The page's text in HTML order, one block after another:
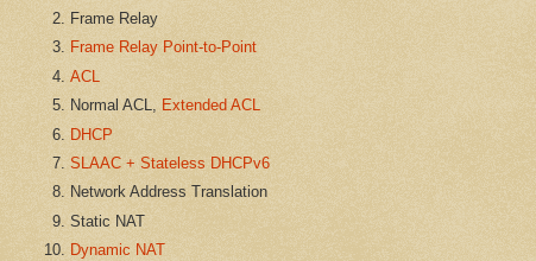
Frame Relay
Frame Relay Point-to-Point
ACL
Normal ACL, Extended ACL
DHCP
SLAAC + Stateless DHCPv6
Network Address Translation
Static NAT
Dynamic NAT